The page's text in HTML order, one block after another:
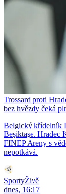
Trossard proti
bez hvězdy čeká
Belgický křídelník
Beşiktaşe. Hradec
FINEP Areny s
nepotkává.
SportyŽivě
dnes, 16:17